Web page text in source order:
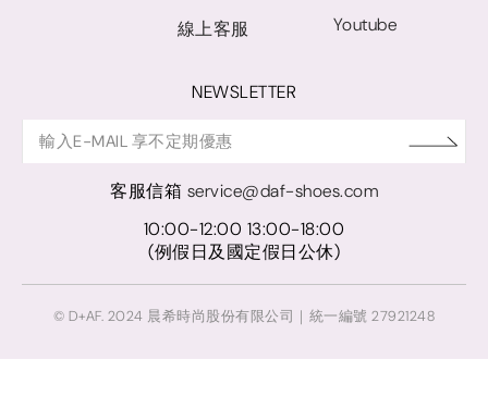
線上客服
Youtube
NEWSLETTER
客服信箱 service@daf-shoes.com
10:00-12:00 13:00-18:00
(例假日及國定假日公休)
© D+AF. 2024 晨希時尚股份有限公司｜統一編號 27921248